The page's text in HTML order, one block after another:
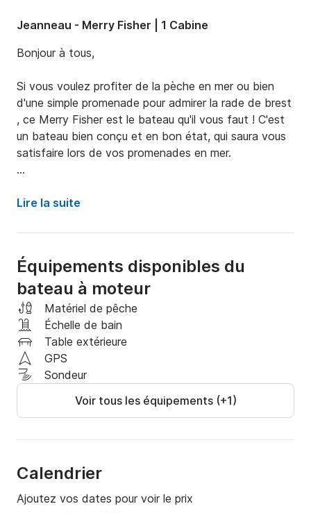
Jeanneau - Merry Fisher | 1 Cabine
Bonjour à tous,
Si vous voulez profiter de la pèche en mer ou bien
d'une simple promenade pour admirer la rade de brest
, ce Merry Fisher est le bateau qu'il vous faut ! C'est
un bateau bien conçu et en bon état, qui saura vous
satisfaire lors de vos promenades en mer.
l'armement de securité à bord.
couchettes pour vous reposer lors de votre
escapade. Il est idéal pour des sorties en famille ou
entre amis.
Enfin, vous pourrez découvrir  les côtes à la fois
somptueuses et riches de leur paysages sauvages
mais aussi la découverte de la navigation unique en
mer d'iroise.
Si vous souhaitez d'autres renseignements, n'hésitez
pas à me contacter directement via la messagerie
Scansail,
Lire la suite
Équipements disponibles du
bateau à moteur
Matériel de pêche
Échelle de bain
Table extérieure
GPS
Sondeur
Voir tous les équipements (+1)
Calendrier
Ajoutez vos dates pour voir le prix